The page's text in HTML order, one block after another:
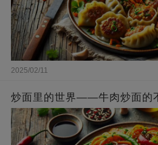
2025/02/11
炒面里的世界——牛肉炒面的